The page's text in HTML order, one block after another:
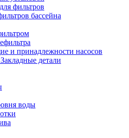
фильтров
бассейна
и принадлежности насосов
Закладные детали
воды